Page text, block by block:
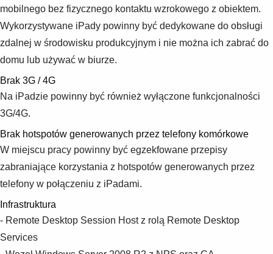
mobilnego bez fizycznego kontaktu wzrokowego z obiektem.
Wykorzystywane iPady powinny być dedykowane do obsługi
zdalnej w środowisku produkcyjnym i nie można ich zabrać do
domu lub używać w biurze.
Brak 3G / 4G
Na iPadzie powinny być również wyłączone funkcjonalności
3G/4G.
Brak hotspotów generowanych przez telefony komórkowe
W miejscu pracy powinny być egzekfowane przepisy
zabraniające korzystania z hotspotów generowanych przez
telefony w połączeniu z iPadami.
Infrastruktura
- Remote Desktop Session Host z rolą Remote Desktop
Services